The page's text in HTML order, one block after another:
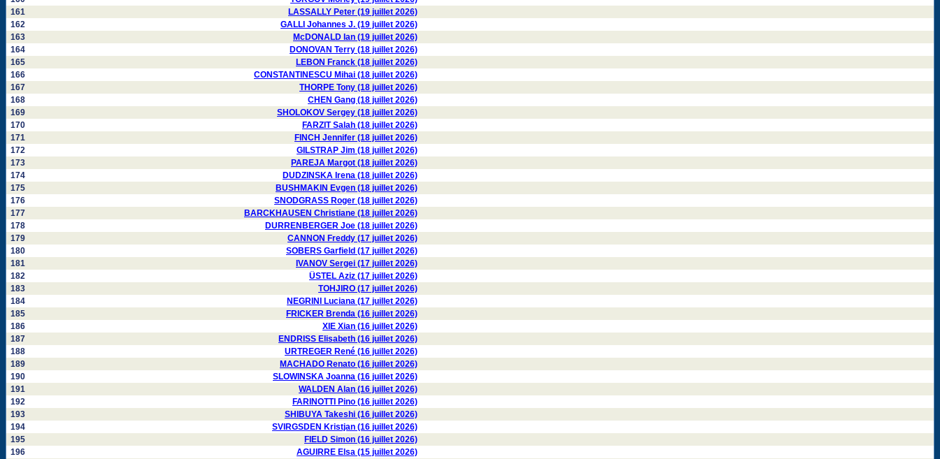
161
LASSALLY Peter (19 juillet 2026)
162
GALLI Johannes J. (19 juillet 2026)
163
McDONALD Ian (19 juillet 2026)
164
DONOVAN Terry (18 juillet 2026)
165
LEBON Franck (18 juillet 2026)
166
CONSTANTINESCU Mihai (18 juillet 2026)
167
THORPE Tony (18 juillet 2026)
168
CHEN Gang (18 juillet 2026)
169
SHOLOKOV Sergey (18 juillet 2026)
170
FARZIT Salah (18 juillet 2026)
171
FINCH Jennifer (18 juillet 2026)
172
GILSTRAP Jim (18 juillet 2026)
173
PAREJA Margot (18 juillet 2026)
174
DUDZINSKA Irena (18 juillet 2026)
175
BUSHMAKIN Evgen (18 juillet 2026)
176
SNODGRASS Roger (18 juillet 2026)
177
BARCKHAUSEN Christiane (18 juillet 2026)
178
DURRENBERGER Joe (18 juillet 2026)
179
CANNON Freddy (17 juillet 2026)
180
SOBERS Garfield (17 juillet 2026)
181
IVANOV Sergei (17 juillet 2026)
182
ÜSTEL Aziz (17 juillet 2026)
183
TOHJIRO (17 juillet 2026)
184
NEGRINI Luciana (17 juillet 2026)
185
FRICKER Brenda (16 juillet 2026)
186
XIE Xian (16 juillet 2026)
187
ENDRISS Elisabeth (16 juillet 2026)
188
URTREGER René (16 juillet 2026)
189
MACHADO Renato (16 juillet 2026)
190
SLOWINSKA Joanna (16 juillet 2026)
191
WALDEN Alan (16 juillet 2026)
192
FARINOTTI Pino (16 juillet 2026)
193
SHIBUYA Takeshi (16 juillet 2026)
194
SVIRGSDEN Kristjan (16 juillet 2026)
195
FIELD Simon (16 juillet 2026)
196
AGUIRRE Elsa (15 juillet 2026)